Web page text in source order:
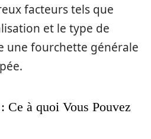
facteurs tels que
et le type de
une fourchette générale
Ce à quoi Vous Pouvez